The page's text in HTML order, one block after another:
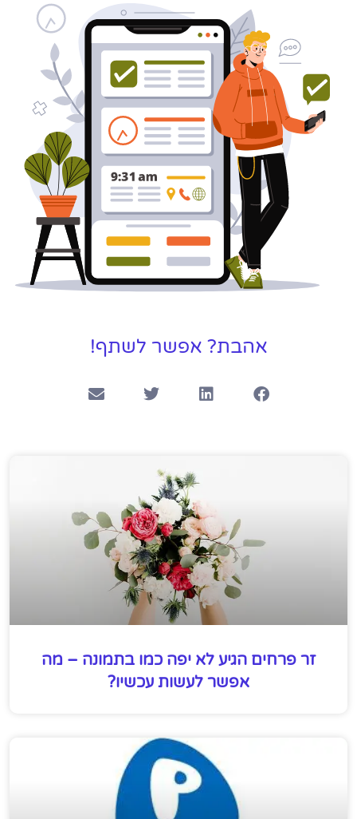
בעל/ת עסק? סוכנות ניהול מוניטין
לקידום, שיווק ופרסום באינטרנט
כאן עבורך!
לפרטים
אהבת? אפשר לשתף!
זר פרחים הגיע לא יפה כמו בתמונה – מה
אפשר לעשות עכשיו?